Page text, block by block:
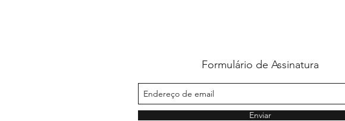
Formulário de Assinatura
Enviar